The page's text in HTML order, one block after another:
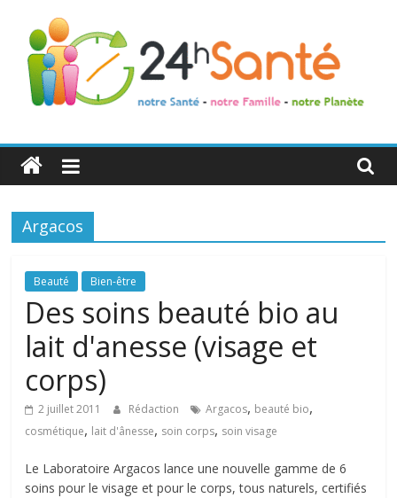
24h
Santé
La
de
toute
famille
Argacos
Beauté Bien-être
Des soins beauté bio au
lait d'anesse (visage et
corps)
2 juillet 2011 Rédaction Argacos, beauté bio,
cosmétique, lait d'ânesse, soin corps, soin visage
Le Laboratoire Argacos lance une nouvelle gamme de 6
soins pour le visage et pour le corps, tous naturels, certifiés